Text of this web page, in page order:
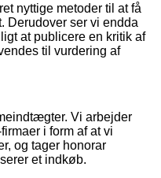
nyttige metoder til at få
Derudover ser vi endda
at publicere en kritik af
til vurdering af
Vi arbejder
i form af at vi
og tager honorar
et indkøb.